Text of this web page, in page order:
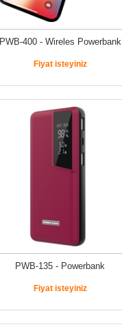
PWB-400 - Wireles Powerbank
Fiyat isteyiniz
PWB-135 - Powerbank
Fiyat isteyiniz